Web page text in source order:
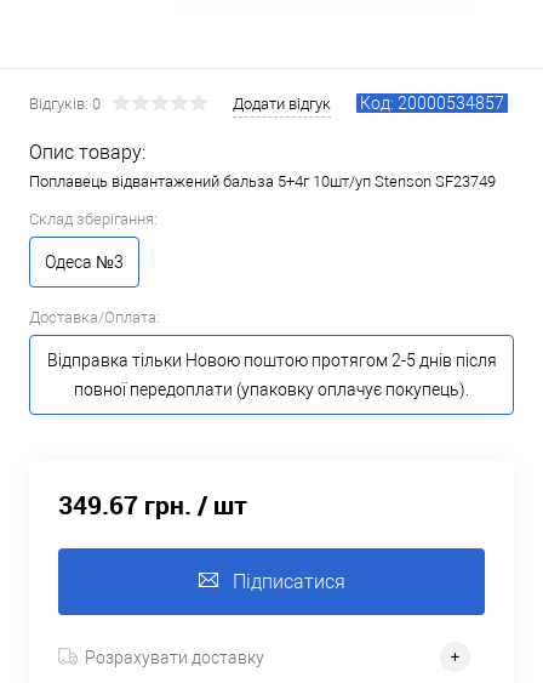
Відгуків: 0 Додати відгук Код: 20000534857
Опис товару:
Поплавець відвантажений бальза 5+4г 10шт/уп Stenson SF23749
Склад зберігання:
Одеса №3
Доставка/Оплата:
Відправка тільки Новою поштою протягом 2-5 днів після
повної передоплати (упаковку оплачує покупець).
349.67 грн. / шт
Підписатися
Розрахувати доставку